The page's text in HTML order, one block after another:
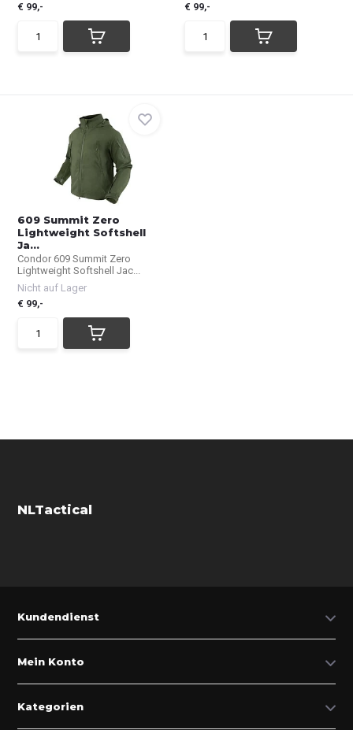
€ 99,-
€ 99,-
609 Summit Zero
Lightweight Softshell
Ja...
Condor 609 Summit Zero
Lightweight Softshell Jac...
Nicht auf Lager
€ 99,-
NLTactical
Kundendienst
Mein Konto
Kategorien